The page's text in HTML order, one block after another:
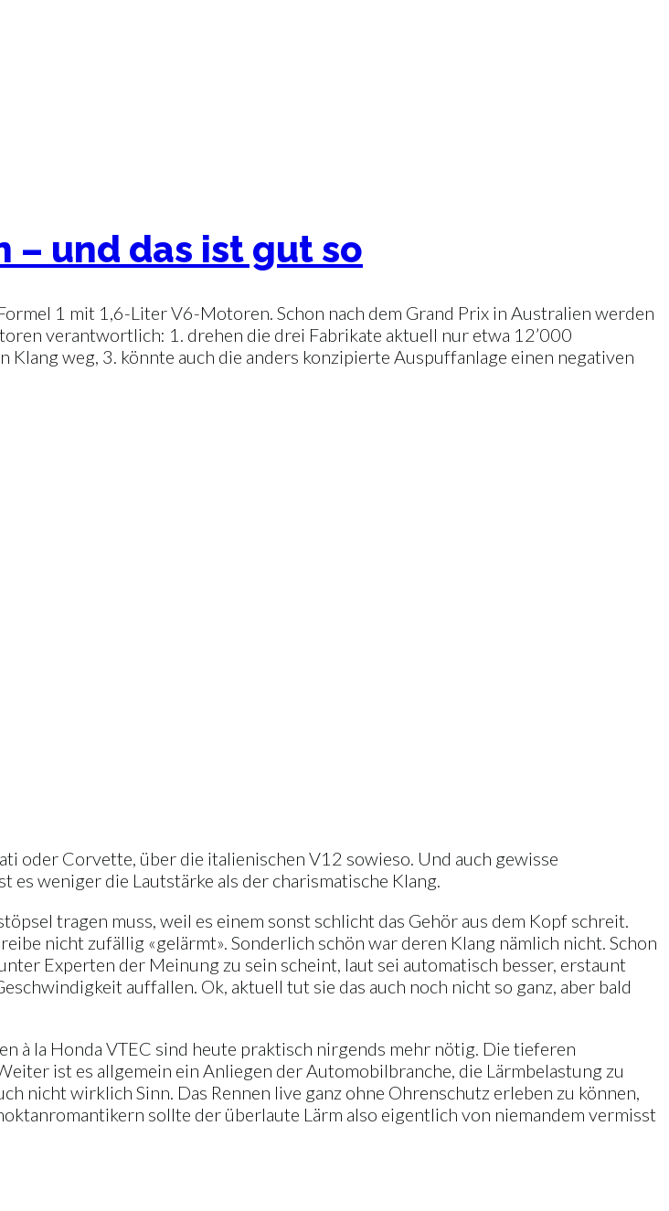
– und das ist gut so
1 mit 1,6-Liter V6-Motoren. Schon nach dem Grand Prix in Australien werden
verantwortlich: 1. drehen die drei Fabrikate aktuell nur etwa 12’000
weg, 3. könnte auch die anders konzipierte Auspuffanlage einen negativen
oder Corvette, über die italienischen V12 sowieso. Und auch gewisse
weniger die Lautstärke als der charismatische Klang.
tragen muss, weil es einem sonst schlicht das Gehör aus dem Kopf schreit.
nicht zufällig «gelärmt». Sonderlich schön war deren Klang nämlich nicht. Schon
Experten der Meinung zu sein scheint, laut sei automatisch besser, erstaunt
auffallen. Ok, aktuell tut sie das auch noch nicht so ganz, aber bald
à la Honda VTEC sind heute praktisch nirgends mehr nötig. Die tieferen
ist es allgemein ein Anliegen der Automobilbranche, die Lärmbelastung zu
nicht wirklich Sinn. Das Rennen live ganz ohne Ohrenschutz erleben zu können,
sollte der überlaute Lärm also eigentlich von niemandem vermisst